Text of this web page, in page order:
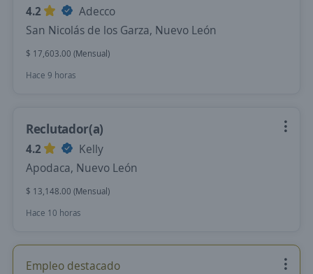
4.2
Adecco
San Nicolás de los Garza, Nuevo León
$ 17,603.00 (Mensual)
Hace 9 horas
Reclutador(a)
4.2
Kelly
Apodaca, Nuevo León
$ 13,148.00 (Mensual)
Hace 10 horas
Empleo destacado